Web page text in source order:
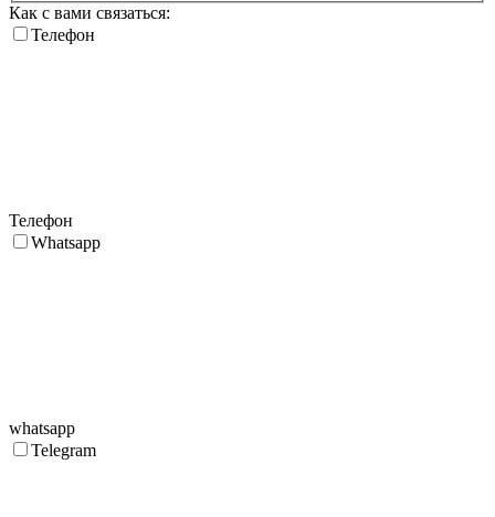
Как с вами связаться:
Телефон
Телефон
Whatsapp
whatsapp
Telegram